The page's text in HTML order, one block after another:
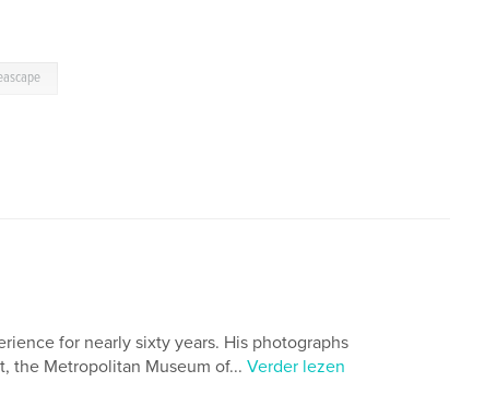
for nearly sixty years. His photographs
the Metropolitan Museum of... Verder lezen